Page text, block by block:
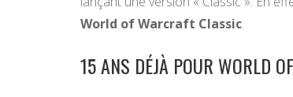
World of Warcraft Classic.
15 ANS DÉJÀ POUR WORLD